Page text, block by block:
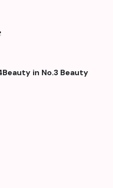
in No.3 Beauty